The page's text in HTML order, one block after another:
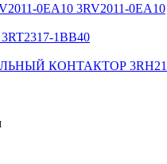
0EA10 3RV2011-0EA10
1BB40
КОНТАКТОР 3RH2140-